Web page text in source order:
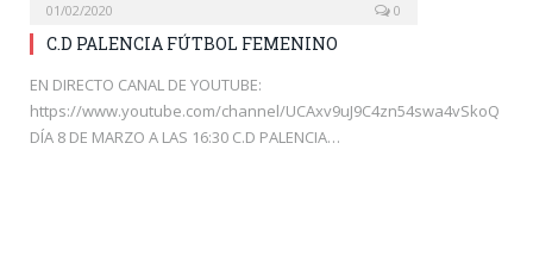
01/02/2020 0
C.D PALENCIA FÚTBOL FEMENINO
EN DIRECTO CANAL DE YOUTUBE:
https://www.youtube.com/channel/UCAxv9uJ9C4zn54swa4vSkoQ
DÍA 8 DE MARZO A LAS 16:30 C.D PALENCIA…